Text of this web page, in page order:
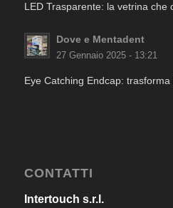
LED Trasparente: la vetrina che
Dove e Mentadent
27 Gennaio 2025 - 13:21
Eye Catching Endcap:
CONTATTI
Intertouch s.r.l.